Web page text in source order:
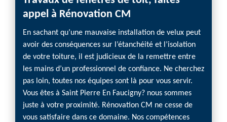
appel à Rénovation CM
En sachant qu’une mauvaise installation de velux peut
avoir des conséquences sur l’étanchéité et l’isolation
de votre toiture, il est judicieux de la remettre entre
les mains d’un professionnel de confiance. Ne cherchez
pas loin, toutes nos équipes sont là pour vous servir.
Vous êtes à Saint Pierre En Faucigny? nous sommes
juste à votre proximité. Rénovation CM ne cesse de
vous satisfaire dans ce domaine. Nos compétences